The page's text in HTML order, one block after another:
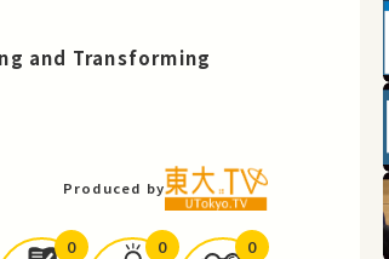
and Transforming
Produced by
0 0 0